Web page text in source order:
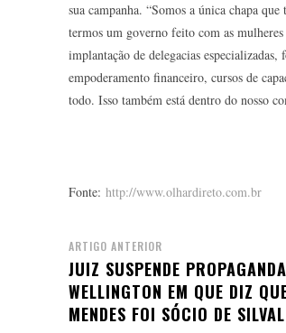
sua campanha. “Somos a única chapa
termos um governo feito com as
implantação de delegacias
empoderamento financeiro, cursos de
todo. Isso também está dentro do nosso
Fonte: http://www.olhardireto.com.br
ARTIGO ANTERIOR
JUIZ SUSPENDE
WELLINGTON EM QUE DIZ
MENDES FOI SÓCIO DE